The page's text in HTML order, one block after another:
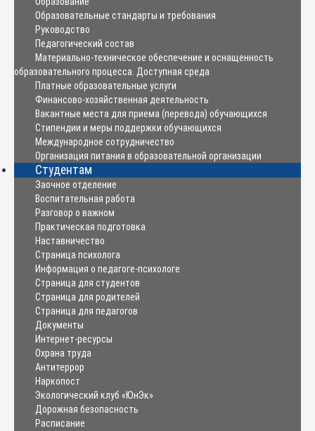
Образовательные стандарты и требования
Руководство
Педагогический состав
Материально-техническое обеспечение и оснащенность
образовательного процесса. Доступная среда
Платные образовательные услуги
Финансово-хозяйственная деятельность
Вакантные места для приема (перевода) обучающихся
Стипендии и меры поддержки обучающихся
Международное сотрудничество
Организация питания в образовательной организации
Студентам
Заочное отделение
Воспитательная работа
Разговор о важном
Практическая подготовка
Наставничество
Страница психолога
Информация о педагоге-психологе
Страница для студентов
Страница для родителей
Страница для педагогов
Документы
Интернет-ресурсы
Охрана труда
Антитеррор
Наркопост
Экологический клуб «ЮнЭк»
Дорожная безопасность
Расписание